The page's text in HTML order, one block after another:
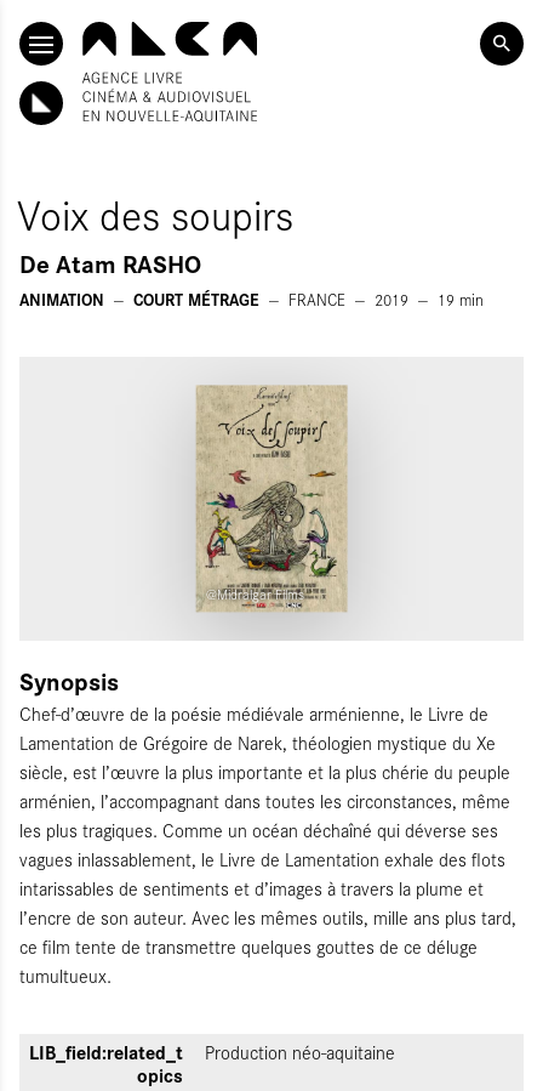
SKIP TO CONTENT
Voix des soupirs
De Atam RASHO
ANIMATION COURT MÉTRAGE FRANCE 2019 19 min
@Midralgar Films
Synopsis
Chef-d’œuvre de la poésie médiévale arménienne, le Livre de
Lamentation de Grégoire de Narek, théologien mystique du Xe
siècle, est l’œuvre la plus importante et la plus chérie du peuple
arménien, l’accompagnant dans toutes les circonstances, même
les plus tragiques. Comme un océan déchaîné qui déverse ses
vagues inlassablement, le Livre de Lamentation exhale des flots
intarissables de sentiments et d’images à travers la plume et
l’encre de son auteur. Avec les mêmes outils, mille ans plus tard,
ce film tente de transmettre quelques gouttes de ce déluge
tumultueux.
LIB_field:related_t
opics
Production néo-aquitaine